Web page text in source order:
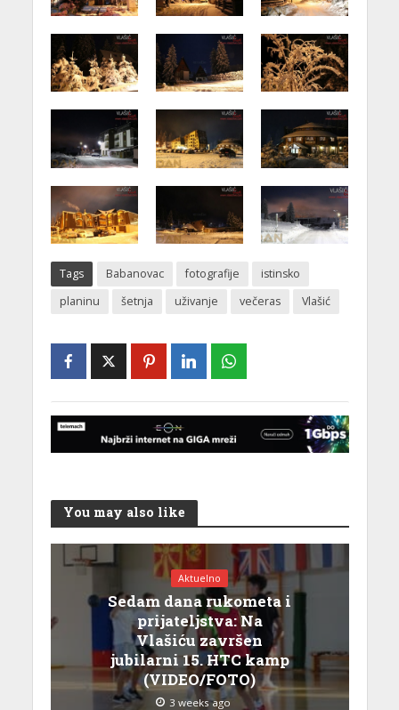
Tags Babanovac fotografije
istinsko
planinu
šetnja uživanje večeras Vlašić
You may also like
Aktuelno
Sedam dana rukometa i
prijateljstva: Na
Vlašiću završen
jubilarni 15. HTC kamp
(VIDEO/FOTO)
3 weeks ago